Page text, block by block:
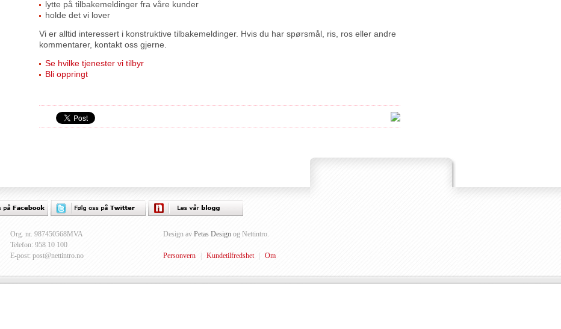
lytte på tilbakemeldinger fra våre kunder
holde det vi lover
Vi er alltid interessert i konstruktive tilbakemeldinger. Hvis du har spørsmål, ris, ros eller andre
kommentarer, kontakt oss gjerne.
Se hvilke tjenester vi tilbyr
Bli oppringt
Org. nr. 987450568MVA
Telefon: 958 10 100
E-post: post@nettintro.no
Design av Petas Design og Nettintro.
Personvern | Kundetilfredshet | Om